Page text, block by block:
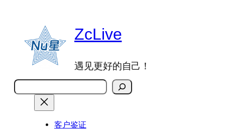
ZcLive
遇见更好的自己！
搜
索
客户鉴证